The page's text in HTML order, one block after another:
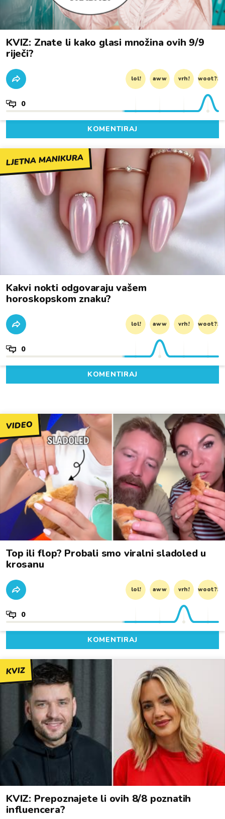
KVIZ: Znate li kako glasi množina ovih 9/9
riječi?
lol! aww vrh! woot?!
0
KOMENTIRAJ
LJETNA MANIKURA
Kakvi nokti odgovaraju vašem
horoskopskom znaku?
lol! aww vrh! woot?!
0
KOMENTIRAJ
VIDEO
Top ili flop? Probali smo viralni sladoled u
krosanu
lol! aww vrh! woot?!
0
KOMENTIRAJ
KVIZ
KVIZ: Prepoznajete li ovih 8/8 poznatih
influencera?